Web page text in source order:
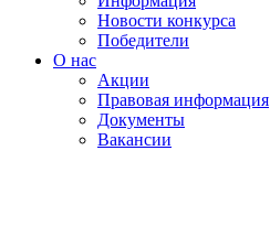
Новости конкурса
Победители
О нас
Акции
Правовая информация
Документы
Вакансии